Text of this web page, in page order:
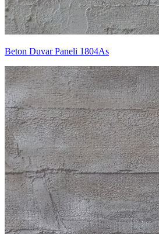
Beton Duvar Paneli 1804As